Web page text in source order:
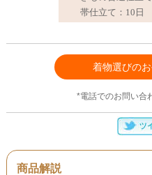
着物選びの
*電話でのお問い合
商品解説